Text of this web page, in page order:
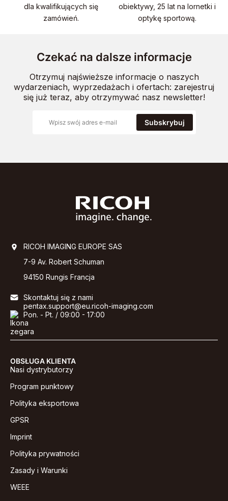
dla kwalifikujących się
zamówień.
obiektywy, 25 lat na lornetki i
optykę sportową.
Czekać na dalsze informacje
Otrzymuj najświeższe informacje o naszych
wydarzeniach, wyprzedażach i ofertach: zarejestruj
się już teraz, aby otrzymywać nasz newsletter!
Subskrybuj
RICOH IMAGING EUROPE SAS
7-9 Av. Robert Schuman
94150 Rungis Francja
Skontaktuj się z nami
pentax.support@eu.ricoh-imaging.com
Pon. - Pt. / 09:00 - 17:00
OBSŁUGA KLIENTA
Nasi dystrybutorzy
Program punktowy
Polityka eksportowa
GPSR
Imprint
Polityka prywatności
Zasady i Warunki
WEEE